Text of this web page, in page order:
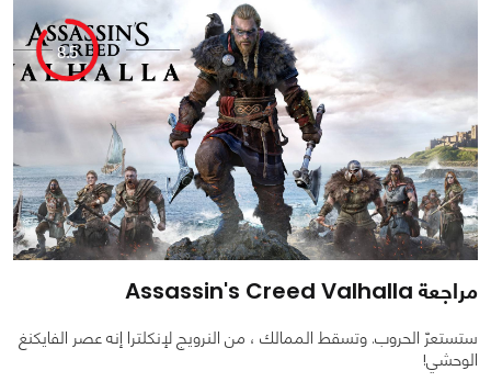
0
8.5
مراجعة Assassin's Creed Valhalla
ستستعرّ الحروب. وتسقط الممالك ، من النرويج لإنكلترا إنه عصر الفايكنغ
الوحشي!